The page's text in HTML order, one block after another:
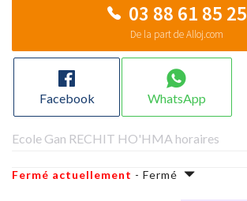
03 88 61 85 25
De la part de Alloj.com
Facebook WhatsApp
Ecole Gan RECHIT HO'HMA horaires
Fermé actuellement - Fermé